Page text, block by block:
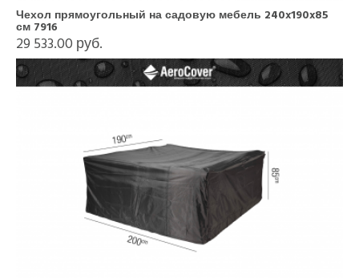
Чехол прямоугольный на садовую мебель 240x190x85
см 7916
29 533.00 руб.